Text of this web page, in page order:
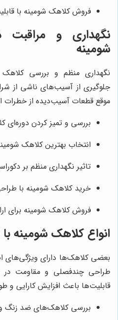
فروش کلاهک شومینه با
نگهداری و مراقبت
شومینه
نگهداری منظم و بررسی
جلوگیری از آسیب‌های ناشی از
موقع قطعات آسیب‌دیده از خطرات
بررسی و تمیز کردن دوره‌ای
انتخاب بهترین کلاهک
تاثیر نگهداری منظم بر
خرید کلاهک شومینه با
فروش کلاهک شومینه برای
انواع کلاهک شومینه
بعضی کلاهک‌ها دارای
طراحی چندفصلی و مقاومت در
قابلیت‌ها باعث افزایش کارایی
بررسی کلاهک‌های ضد زنگ و